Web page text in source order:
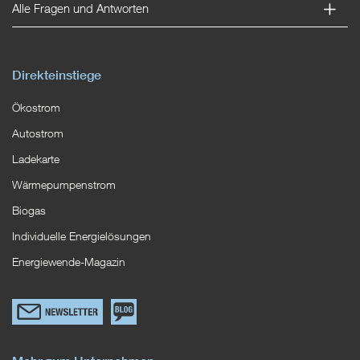
Alle Fragen und Antworten
Direkteinstiege
Ökostrom
Autostrom
Ladekarte
Wärmepumpenstrom
Biogas
Individuelle Energielösungen
Energiewende-Magazin
Link
zum
Newsletterformular
Zum
Blog